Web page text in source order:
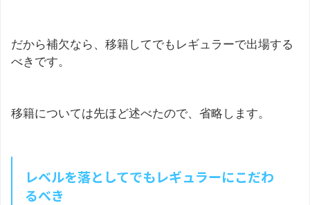
だから補欠なら、移籍してでもレギュラーで出場する
べきです。
移籍については先ほど述べたので、省略します。
レベルを落としてでもレギュラーにこだわ
るべき